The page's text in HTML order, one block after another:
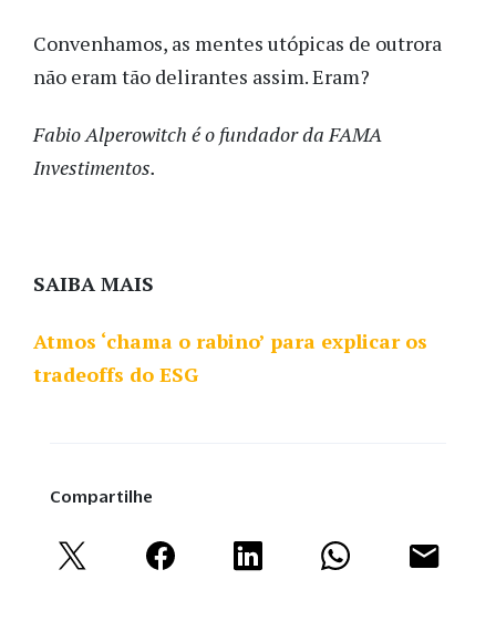
Convenhamos, as mentes utópicas de outrora
não eram tão delirantes assim. Eram?
Fabio Alperowitch é o fundador da FAMA
Investimentos.
SAIBA MAIS
Atmos ‘chama o rabino’ para explicar os
tradeoffs do ESG
Compartilhe